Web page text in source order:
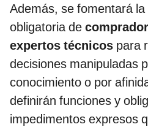
Además, se fomentará
obligatoria de
expertos técnicos para
decisiones manipuladas
conocimiento o por
definirán funciones y
impedimentos expresos